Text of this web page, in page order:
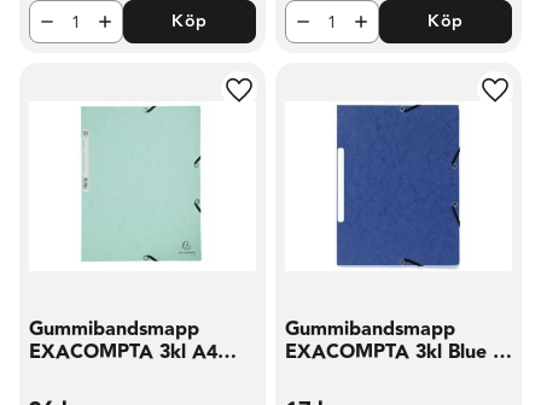
Köp Köp
Gummibandsmapp
EXACOMPTA 3kl A4
Lägg till i favoriter
Gummibandsmapp
EXACOMPTA 3kl Blue A